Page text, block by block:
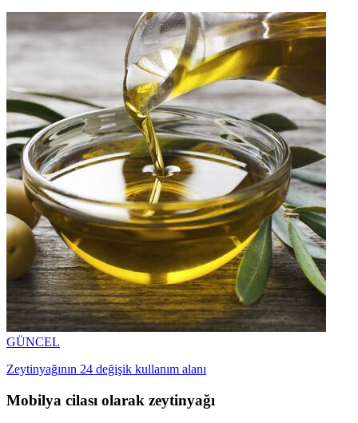
GÜNCEL
Zeytinyağının 24 değişik kullanım alanı
Mobilya cilası olarak zeytinyağı